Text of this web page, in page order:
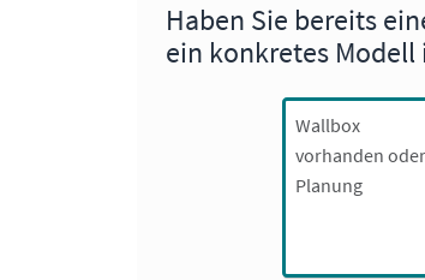
Haben Sie bereits
ein konkretes Modell
Wallbox
vorhanden
Planung